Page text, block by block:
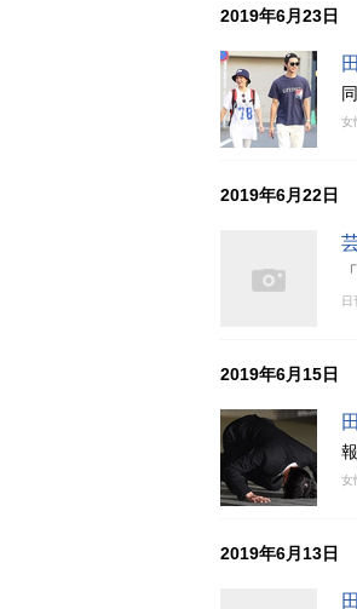
2019年6月23日
女
2019年6月22日
日
2019年6月15日
女
2019年6月13日